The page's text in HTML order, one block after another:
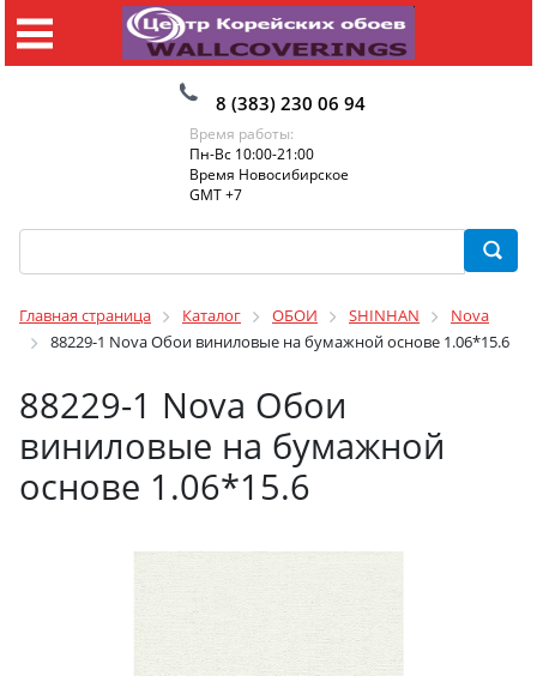
8 (383) 230 06 94
Время работы:
Пн-Вс 10:00-21:00
Время Новосибирское
GMT +7
Главная страница Каталог ОБОИ SHINHAN
Nova
88229-1 Nova Обои виниловые на бумажной основе 1.06*15.6
88229-1 Nova Обои
виниловые на бумажной
основе 1.06*15.6